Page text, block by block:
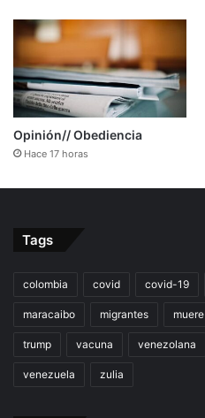
Opinión// Obediencia
Hace 17 horas
Tags
colombia covid covid-19
maracaibo migrantes muere
trump vacuna venezolana
venezuela zulia